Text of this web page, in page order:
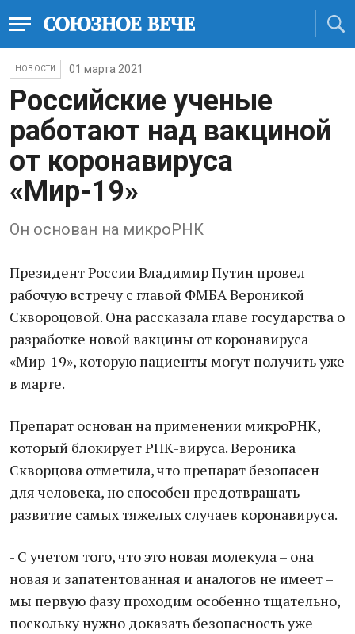
НОВОСТИ 01 марта 2021
Российские ученые
работают над вакциной
от коронавируса
«Мир-19»
Он основан на микроРНК
Президент России Владимир Путин провел
рабочую встречу с главой ФМБА Вероникой
Сквороцовой. Она рассказала главе государства о
разработке новой вакцины от коронавируса
«Мир-19», которую пациенты могут получить уже
в марте.
Препарат основан на применении микроРНК,
который блокирует РНК-вируса. Вероника
Скворцова отметила, что препарат безопасен
для человека, но способен предотвращать
развитие самых тяжелых случаев коронавируса.
- С учетом того, что это новая молекула – она
новая и запатентованная и аналогов не имеет –
мы первую фазу проходим особенно тщательно,
поскольку нужно доказать безопасность уже